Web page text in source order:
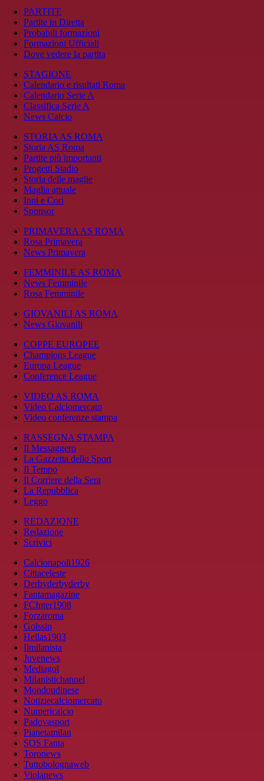
PARTITE
Partite in Diretta
Probabili formazioni
Formazioni Ufficiali
Dove vedere la partita
STAGIONE
Calendario e risultati Roma
Calendario Serie A
Classifica Serie A
News Calcio
STORIA AS ROMA
Storia AS Roma
Partite più importanti
Progetti Stadio
Storia delle maglie
Maglia attuale
Inni e Cori
Sponsor
PRIMAVERA AS ROMA
Rosa Primavera
News Primavera
FEMMINILE AS ROMA
News Femminile
Rosa Femminile
GIOVANILI AS ROMA
News Giovanili
COPPE EUROPEE
Champions League
Europa League
Conference League
VIDEO AS ROMA
Video Calciomercato
Video conferenze stampa
RASSEGNA STAMPA
Il Messaggero
La Gazzetta dello Sport
Il Tempo
Il Corriere della Sera
La Repubblica
Leggo
REDAZIONE
Redazione
Scrivici
Calcionapoli1926
Cittaceleste
Derbyderbyderby
Fantamagazine
FCInter1908
Forzaroma
Golssip
Hellas1903
Ilmilanista
Juvenews
Mediagol
Milanistichannel
Mondoudinese
Notiziecalciomercato
Numericalcio
Padovasport
Pianetamilan
SOS Fanta
Toronews
Tuttobolognaweb
Violanews